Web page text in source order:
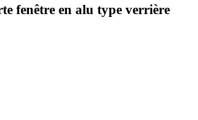
fenêtre en alu type verrière